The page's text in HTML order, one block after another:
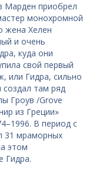
Марден приобрел
монохромной
жена Хелен
и очень
куда они
свой первый
или Гидра, сильно
там ряд
Гроув /Grove
из Греции»
В период с
31 мраморных
этом
Гидра.